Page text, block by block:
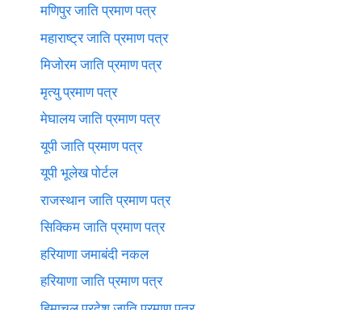
मणिपुर जाति प्रमाण पत्र
महाराष्ट्र जाति प्रमाण पत्र
मिजोरम जाति प्रमाण पत्र
मृत्यु प्रमाण पत्र
मेघालय जाति प्रमाण पत्र
यूपी जाति प्रमाण पत्र
यूपी भूलेख पोर्टल
राजस्थान जाति प्रमाण पत्र
सिक्किम जाति प्रमाण पत्र
हरियाणा जमाबंदी नकल
हरियाणा जाति प्रमाण पत्र